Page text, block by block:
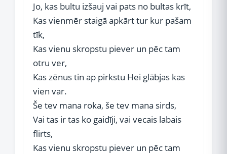
Jo, kas bultu izšauj vai pats no bultas krīt,
Kas vienmēr staigā apkārt tur kur pašam
tīk,
Kas vienu skropstu piever un pēc tam
otru ver,
Kas zēnus tin ap pirkstu Hei glābjas kas
vien var.
Še tev mana roka, še tev mana sirds,
Vai tas ir tas ko gaidīji, vai vecais labais
flirts,
Kas vienu skropstu piever un pēc tam